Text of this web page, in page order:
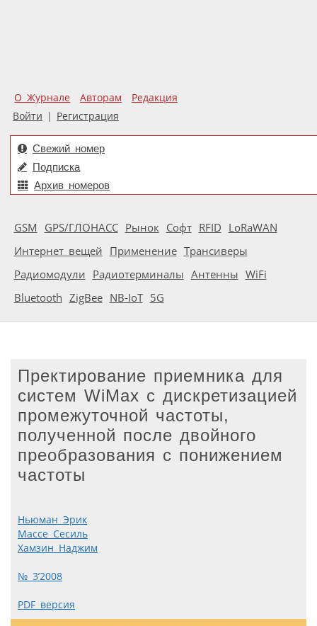
О Журнале Авторам
Редакция
Войти | Регистрация
Свежий номер
Подписка
Архив номеров
GSM GPS/ГЛОНАСС Рынок Софт RFID LoRaWAN
Интернет вещей Применение Трансиверы
Радиомодули Радиотерминалы Антенны WiFi
Bluetooth ZigBee NB-IoT 5G
Пректирование приемника для
систем WiMax с дискретизацией
промежуточной частоты,
полученной после двойного
преобразования с понижением
частоты
Ньюман Эрик
Массе Сесиль
Хамзин Наджим
№ 3’2008
PDF версия